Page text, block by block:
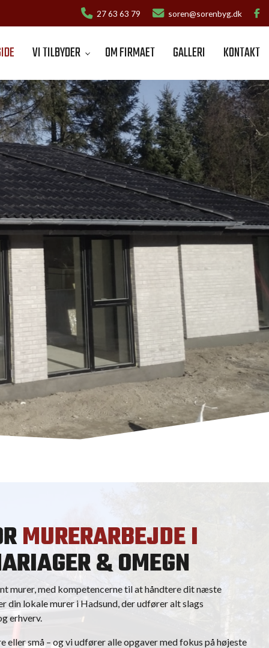
27 63 63 79 soren@sorenbyg.dk
VI TILBYDER OM FIRMAET GALLERI KONTAKT
MURERARBEJDE I
& OMEGN
murer, med kompetencerne til at håndtere dit næste
din lokale murer i Hadsund, der udfører alt slags
erhverv.
eller små – og vi udfører alle opgaver med fokus på højeste